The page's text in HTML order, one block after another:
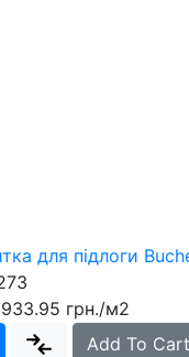
для підлоги
грн./м2
Add To Cart